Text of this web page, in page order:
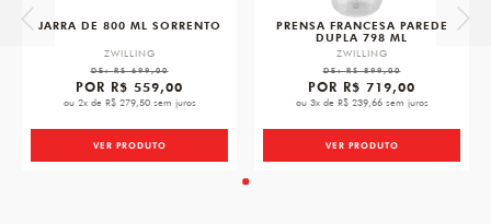
JARRA DE 800 ML SORRENTO
ZWILLING
DE:R$ 699,00
POR R$ 559,00
ou 2x de R$ 279,50 sem juros
VER PRODUTO
PRENSA FRANCESA PAREDE
DUPLA 798 ML
ZWILLING
DE:R$ 899,00
POR R$ 719,00
ou 3x de R$ 239,66 sem juros
VER PRODUTO